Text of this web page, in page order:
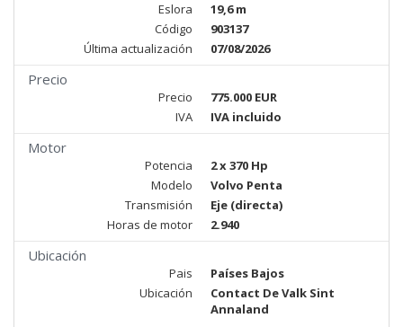
Eslora
19,6 m
Código
903137
Última actualización
07/08/2026
Precio
Precio
775.000 EUR
IVA
IVA incluido
Motor
Potencia
2 x 370 Hp
Modelo
Volvo Penta
Transmisión
Eje (directa)
Horas de motor
2.940
Ubicación
Pais
Países Bajos
Ubicación
Contact De Valk Sint
Annaland